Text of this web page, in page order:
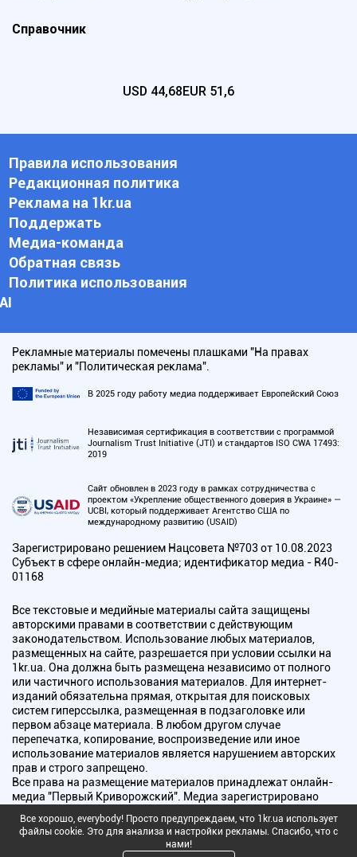
Справочник
USD 44,68EUR 51,6
Правила использования
Редакционная политика
Реклама на 1kr.ua
Поддержать
Медиа-команда
Обратная связь
Политика использования
АI
Рекламные материалы помечены плашками "На правах
рекламы" и "Политическая реклама".
В 2025 году работу медиа поддерживает Европейский Союз
Независимая сертификация в соответствии с программой
Journalism Trust Initiative (JTI) и стандартов ISO CWA 17493:
2019
Сайт обновлен в 2023 году в рамках сотрудничества с
проектом «Укрепление общественного доверия в Украине» —
UCBI, который поддерживает Агентство США по
международному развитию (USAID)
Зарегистрировано решением Нацсовета №703 от 10.08.2023
Субъект в сфере онлайн-медиа; идентификатор медиа - R40-
01168
Все текстовые и медийные материалы сайта защищены
авторскими правами в соответствии с действующим
законодательством. Использование любых материалов,
размещенных на сайте, разрешается при условии ссылки на
1kr.ua. Она должна быть размещена независимо от полного
или частичного использования материалов. Для интернет-
изданий обязательна прямая, открытая для поисковых
систем гиперссылка, размещенная в подзаголовке или
первом абзаце материала. В любом другом случае
перепечатка, копирование, воспроизведение или иное
использование материалов является нарушением авторских
прав и строго запрещено.
Все права на размещение материалов принадлежат онлайн-
медиа "Первый Криворожский". Медиа зарегистрировано
радиовещания.
Все хорошо, everybody! Просто предупреждаем, что 1kr.ua использует
файлы cookie. Это для анализа и настройки рекламы. Спасибо, что с
нами!